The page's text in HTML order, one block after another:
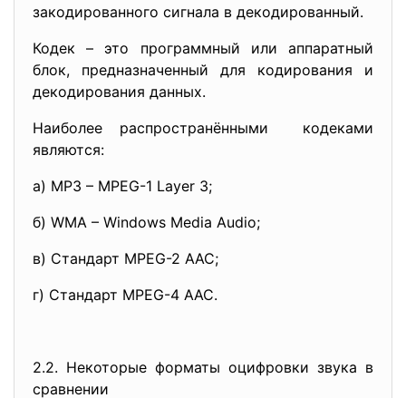
закодированного сигнала в декодированный.
Кодек – это программный или аппаратный
блок, предназначенный для кодирования и
декодирования данных.
Наиболее распространёнными кодеками
являются:
а) MP3 – MPEG-1 Layer 3;
б) WMA – Windows Media Audio;
в) Стандарт MPEG-2 AAC;
г) Стандарт MPEG-4 AAC.
2.2. Некоторые форматы оцифровки звука в
сравнении